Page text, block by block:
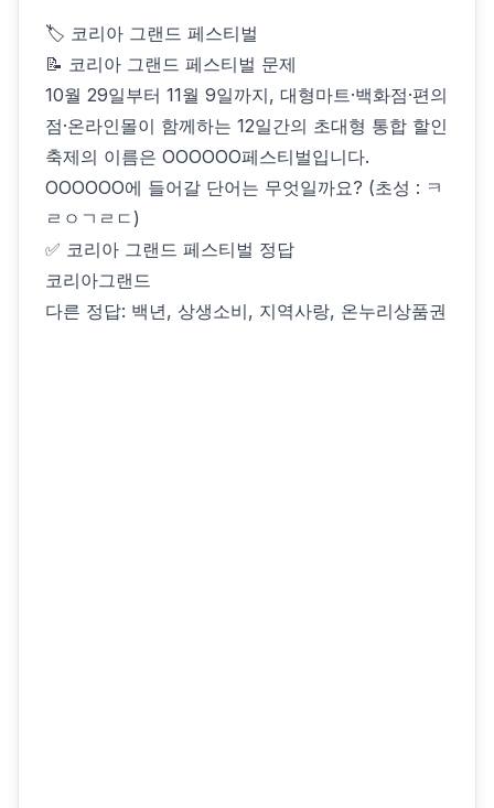
🏷 코리아 그랜드 페스티벌
📝 코리아 그랜드 페스티벌 문제
10월 29일부터 11월 9일까지, 대형마트·백화점·편의
점·온라인몰이 함께하는 12일간의 초대형 통합 할인
축제의 이름은 OOOOOO페스티벌입니다.
OOOOOO에 들어갈 단어는 무엇일까요? (초성 : ㅋ
ㄹㅇㄱㄹㄷ)
✅ 코리아 그랜드 페스티벌 정답
코리아그랜드
다른 정답: 백년, 상생소비, 지역사랑, 온누리상품권